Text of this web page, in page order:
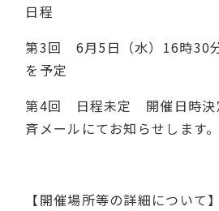
日程
第3回 6月5 日（水） 16時30
を予定
第4回 日程未定 開催日時決
斉メールにてお知らせします。
【開催場所等の詳細について】